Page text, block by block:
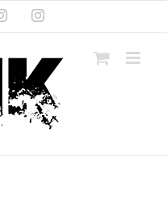
InstagramInstagram